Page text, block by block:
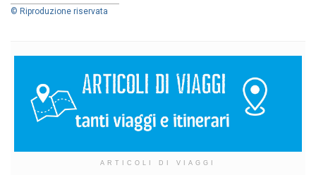
© Riproduzione riservata
ARTICOLI DI VIAGGI